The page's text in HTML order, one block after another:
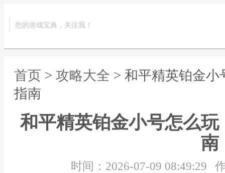
您的游戏宝典，关注我！
首页 > 攻略大全 > 和平精英铂金
指南
和平精英铂金小号怎么
南
时间：2026-07-09 08:49:29